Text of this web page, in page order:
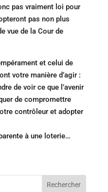
pas vraiment loi pour
pas non plus
vue de la Cour de
et celui de
votre manière d’agir :
de voir ce que l’avenir
de compromettre
contrôleur et adopter
à une loterie…